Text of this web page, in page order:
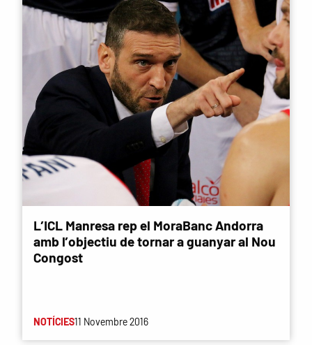
L’ICL Manresa rep el MoraBanc Andorra
amb l’objectiu de tornar a guanyar al Nou
Congost
NOTÍCIES11 Novembre 2016